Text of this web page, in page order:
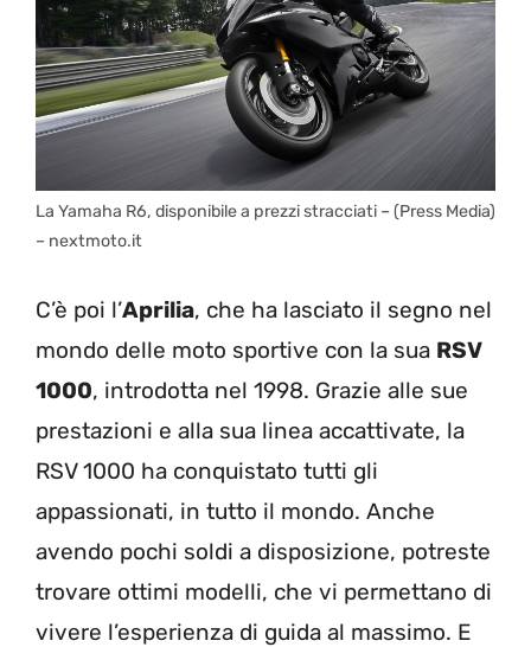
La Yamaha R6, disponibile a prezzi stracciati – (Press Media)
– nextmoto.it
C’è poi l’Aprilia, che ha lasciato il segno nel
mondo delle moto sportive con la sua RSV
1000, introdotta nel 1998. Grazie alle sue
prestazioni e alla sua linea accattivate, la
RSV 1000 ha conquistato tutti gli
appassionati, in tutto il mondo. Anche
avendo pochi soldi a disposizione, potreste
trovare ottimi modelli, che vi permettano di
vivere l’esperienza di guida al massimo. E